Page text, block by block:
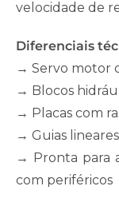
velocidade de
Diferenciais
→ Servo motor
→ Blocos
→ Placas com
→ Guias
→ Pronta para
com periféricos